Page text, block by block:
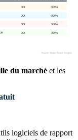
XX%
XX
XX%
XX
XX%
XX
XX%
XX
du marché et les
logiciels de rapport